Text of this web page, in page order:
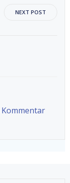
NEXT POST